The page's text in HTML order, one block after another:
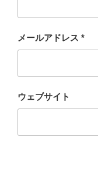
メールアドレス *
ウェブサイト